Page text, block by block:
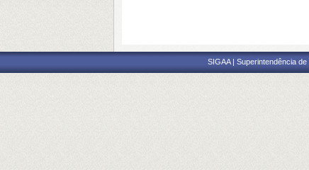
SIGAA | Superintendência